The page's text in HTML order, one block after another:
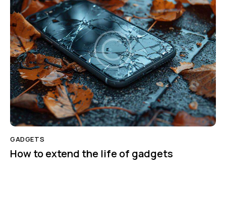
GADGETS
How to extend the life of gadgets